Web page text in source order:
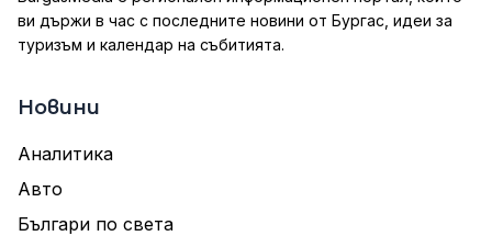
ви държи в час с последните новини от Бургас, идеи за
туризъм и календар на събитията.
Новини
Аналитика
Авто
Българи по света